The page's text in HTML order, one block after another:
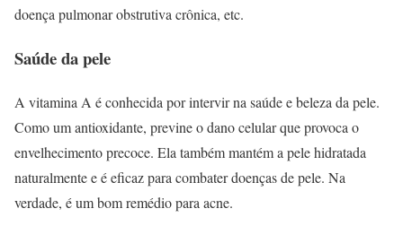
doença pulmonar obstrutiva crônica, etc.
Saúde da pele
A vitamina A é conhecida por intervir na saúde e beleza da pele.
Como um antioxidante, previne o dano celular que provoca o
envelhecimento precoce. Ela também mantém a pele hidratada
naturalmente e é eficaz para combater doenças de pele. Na
verdade, é um bom remédio para acne.